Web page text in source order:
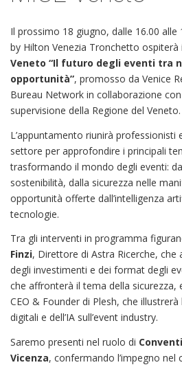
Il prossimo 18 giugno, dalle 16.00 alle
by Hilton Venezia Tronchetto ospiterà
Veneto “Il futuro degli eventi tra
opportunità”, promosso da Venice
Bureau Network in collaborazione
supervisione della Regione del Veneto.
L’appuntamento riunirà professionisti
settore per approfondire i principali
trasformando il mondo degli eventi:
sostenibilità, dalla sicurezza nelle
opportunità offerte dall’intelligenza
tecnologie.
Tra gli interventi in programma
Finzi, Direttore di Astra Ricerche, che
degli investimenti e dei format degli
che affronterà il tema della sicurezza,
CEO & Founder di Plesh, che
digitali e dell’IA sull’event industry.
Saremo presenti nel ruolo di
Vicenza, confermando l’impegno nel